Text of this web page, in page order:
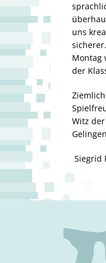
uns
Montag
der
Witz
Siegrid